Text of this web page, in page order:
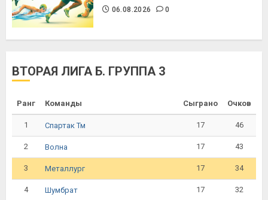
06.08.2026 0
ВТОРАЯ ЛИГА Б. ГРУППА 3
Ранг Команды Сыграно Очков
1 Спартак Тм 17 46
2 Волна 17 43
3 Металлург 17 34
4 Шумбрат 17 32